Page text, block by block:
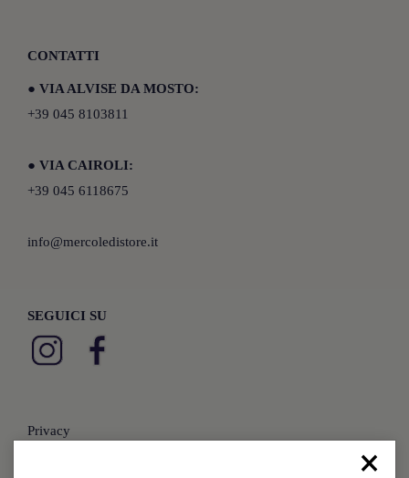
CONTATTI
● VIA ALVISE DA MOSTO:
+39 045 8103811
● VIA CAIROLI:
+39 045 6118675
info@mercoledistore.it
SEGUICI SU
Privacy
×